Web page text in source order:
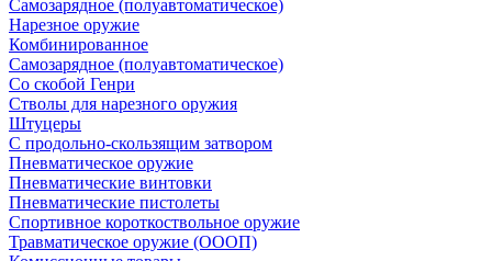
Самозарядное (полуавтоматическое)
Нарезное оружие
Комбинированное
Самозарядное (полуавтоматическое)
Со скобой Генри
Стволы для нарезного оружия
Штуцеры
С продольно-скользящим затвором
Пневматическое оружие
Пневматические винтовки
Пневматические пистолеты
Спортивное короткоствольное оружие
Травматическое оружие (ОООП)